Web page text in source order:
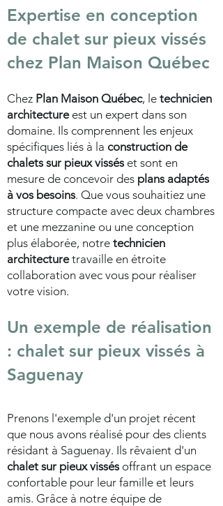
Expertise en conception
de chalet sur pieux vissés
chez Plan Maison Québec
Chez Plan Maison Québec, le technicien
architectureest un expert dans son
domaine. Ils comprennent les enjeux
spécifiques liés à la construction de
chalets sur pieux visséset sont en
mesure de concevoir des plans adaptés
à vos besoins. Que vous souhaitiez une
structure compacte avec deux chambres
et une mezzanine ou une conception
plus élaborée, notre technicien
architecturetravaille en étroite
collaboration avec vous pour réaliser
votre vision.
Un exemple de réalisation
: chalet sur pieux vissés à
Saguenay
Prenons l'exemple d'un projet récent
que nous avons réalisé pour des clients
résidant à Saguenay. Ils rêvaient d'un
chalet sur pieux vissésoffrant un espace
confortable pour leur famille et leurs
amis. Grâce à notre équipe de